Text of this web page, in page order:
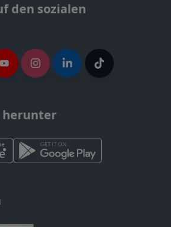
den sozialen
herunter